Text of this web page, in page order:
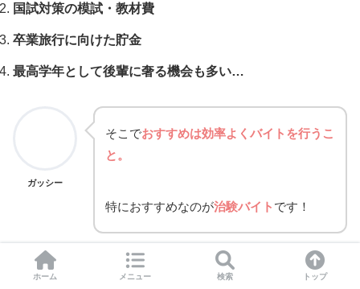
国試対策の模試・教材費
卒業旅行に向けた貯金
最高学年として後輩に奢る機会も多い…
ガッシー
そこでおすすめは効率よくバイトを行うこ
と。
特におすすめなのが治験バイト です！
ホーム メニュー 検索 トップ